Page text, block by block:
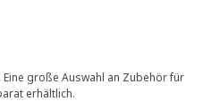
große Auswahl an Zubehör für
erhältlich.